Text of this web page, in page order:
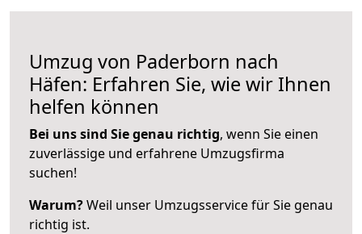
Umzug von Paderborn nach
Häfen: Erfahren Sie, wie wir Ihnen
helfen können
Bei uns sind Sie genau richtig, wenn Sie einen
zuverlässige und erfahrene Umzugsfirma
suchen!
Warum?Weil unser Umzugsservice für Sie genau
richtig ist.